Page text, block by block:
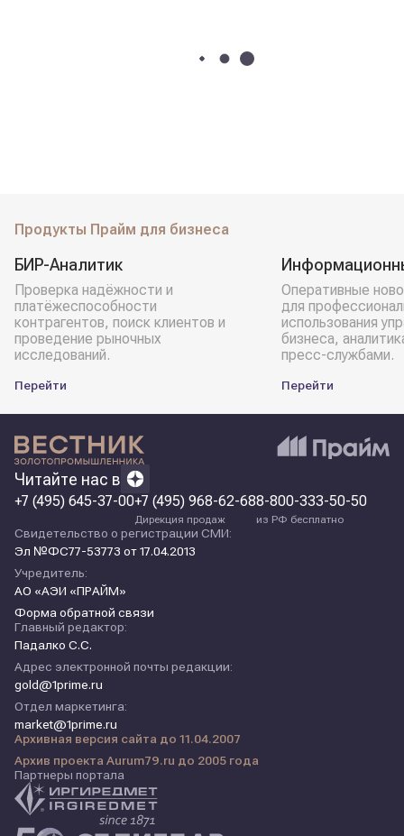
Продукты Прайм для бизнеса
БИР-Аналитик
Проверка надёжности и
платёжеспособности
контрагентов, поиск клиентов и
проведение рыночных
исследований.
Перейти
Оперативные
для
использования
бизнеса,
пресс-службами.
Перейти
Читайте нас в
+7 (495) 645-37-00+7 (495) 968-62-68
Дирекция продаж
8-800-333-50-50
из РФ бесплатно
Свидетельство о регистрации СМИ:
Эл №ФС77-53773 от 17.04.2013
Учредитель:
АО «АЭИ «ПРАЙМ»
Форма обратной связи
Главный редактор:
Падалко С.С.
Адрес электронной почты редакции:
gold@1prime.ru
Отдел маркетинга:
market@1prime.ru
Архивная версия сайта до 11.04.2007
Архив проекта Aurum79.ru до 2005 года
Партнеры портала